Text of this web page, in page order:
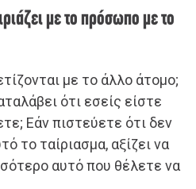
με το πρόσωπο με το
με το άλλο άτομο;
ότι εσείς είστε
Εάν πιστεύετε ότι δεν
το ταίριασμα, αξίζει να
αυτό που θέλετε να